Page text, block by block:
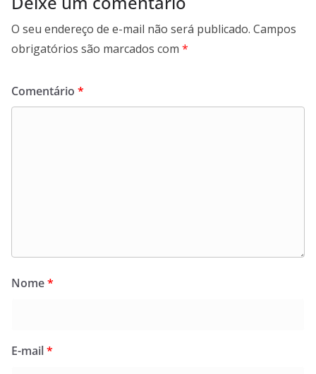
O seu endereço de e-mail não será publicado. Campos
obrigatórios são marcados com *
Comentário *
Nome*
E-mail*